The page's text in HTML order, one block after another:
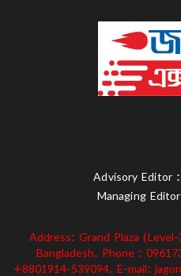
Advisory Editor
Managing
Address: Grand Plaza
Bangladesh. Phone :
+8801914-539094. E-mail: